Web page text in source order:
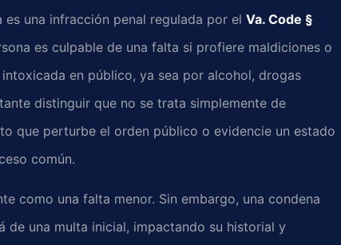
una infracción penal regulada por el Va. Code §
es culpable de una falta si profiere maldiciones o
en público, ya sea por alcohol, drogas
distinguir que no se trata simplemente de
que perturbe el orden público o evidencie un estado
común.
como una falta menor. Sin embargo, una condena
de una multa inicial, impactando su historial y